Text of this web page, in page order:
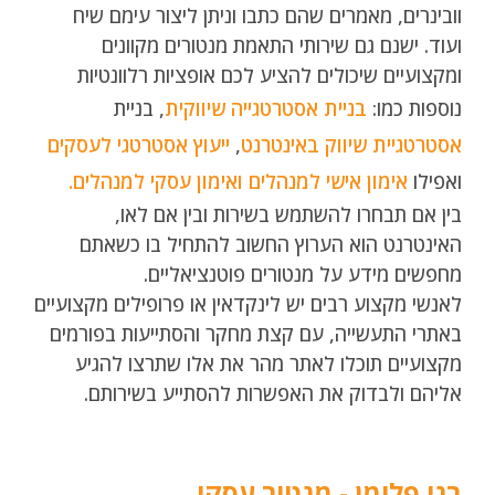
וובינרים, מאמרים שהם כתבו וניתן ליצור עימם שיח
ועוד. ישנם גם שירותי התאמת מנטורים מקוונים
ומקצועיים שיכולים להציע לכם אופציות רלוונטיות
נוספות כמו: בניית אסטרטגייה שיווקית, בניית
אסטרטגיית שיווק באינטרנט, ייעוץ אסטרטגי לעסקים
ואפילו אימון אישי למנהלים ואימון עסקי למנהלים.
בין אם תבחרו להשתמש בשירות ובין אם לאו,
האינטרנט הוא הערוץ החשוב להתחיל בו כשאתם
מחפשים מידע על מנטורים פוטנציאליים.
לאנשי מקצוע רבים יש לינקדאין או פרופילים מקצועיים
באתרי התעשייה, עם קצת מחקר והסתייעות בפורמים
מקצועיים תוכלו לאתר מהר את אלו שתרצו להגיע
אליהם ולבדוק את האפשרות להסתייע בשירותם.